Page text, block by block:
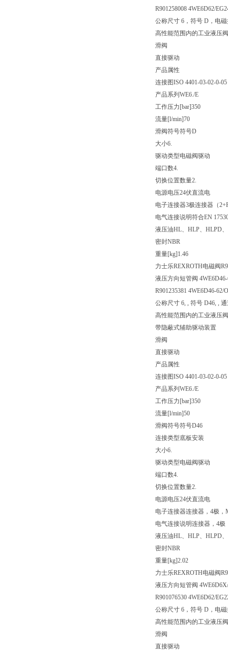
R901258008 4WE6D62/
公称尺寸 6，符号 D，电
高性能范围内的工业液压
滑阀
直接驱动
产品属性
连接图ISO 4401-03-02-0-05
产品系列 WE6./E
工作压力[bar]350
流量[l/min]70
滑阀符号符号D
大小6.
驱动类型电磁阀驱动
端口数4.
切换位置数量2.
电源电压24伏直流电
电子连接器3极连接器（
电气连接说明符合EN
液压油HL、HLP、HLPD
密封NBR
重量[kg]1.46
力士乐REXROTH电磁阀
液压方向短管阀
R901235381 4WE6D46-62/
公称尺寸 6, , 符号 D46, ,
高性能范围内的工业液压
带隐蔽式辅助驱动装置
滑阀
直接驱动
产品属性
连接图ISO 4401-03-02-0-05
产品系列 WE6./E
工作压力[bar]350
流量[l/min]50
滑阀符号符号D46
连接类型底板安装
大小6.
驱动类型电磁阀驱动
端口数4.
切换位置数量2.
电源电压24伏直流电
电子连接器连接器，4极，
电气连接说明连接器，4极
液压油HL、HLP、HLPD
密封NBR
重量[kg]2.02
力士乐REXROTH电磁阀
液压方向短管阀
R901076530 4WE6D62/
公称尺寸 6，符号 D，电
高性能范围内的工业液压
滑阀
直接驱动